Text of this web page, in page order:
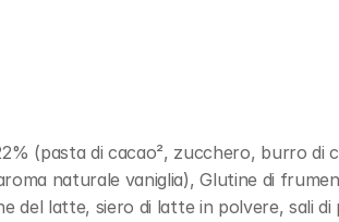
(pasta di cacao², zucchero, burro di
naturale vaniglia), Glutine di
del latte, siero di latte in polvere, sali di